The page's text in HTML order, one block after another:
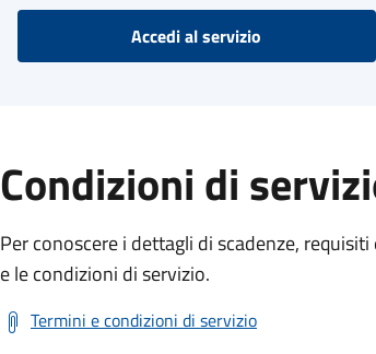
Accedi al servizio
Condizioni di
Per conoscere i dettagli di scadenze,
e le condizioni di servizio.
Termini e condizioni di servizio